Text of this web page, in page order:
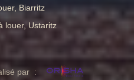
Biarritz
louer, Ustaritz
par :